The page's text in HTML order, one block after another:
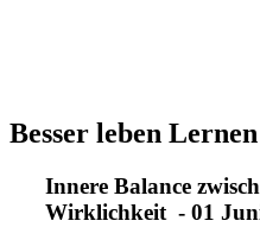
Besser leben Lernen
Innere Balance
Wirklichkeit - 01